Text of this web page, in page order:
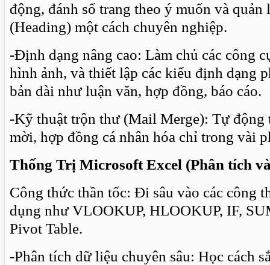
động, đánh số trang theo ý muốn và quản
(Heading) một cách chuyên nghiệp.
-Định dạng nâng cao: Làm chủ các công
hình ảnh, và thiết lập các kiểu định dạng
bản dài như luận văn, hợp đồng, báo cáo.
-Kỹ thuật trộn thư (Mail Merge): Tự động
mời, hợp đồng cá nhân hóa chỉ trong vài
Thống Trị Microsoft Excel (Phân tích
Công thức thần tốc: Đi sâu vào các công
dụng như VLOOKUP, HLOOKUP, IF,
Pivot Table.
-Phân tích dữ liệu chuyên sâu: Học cách